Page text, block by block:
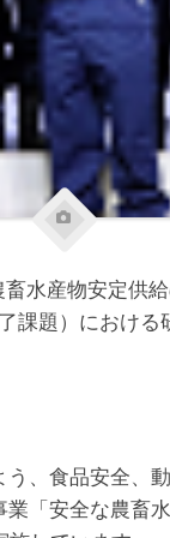
水産物安定供
課題）におけ
、食品安全、
「安全な農畜